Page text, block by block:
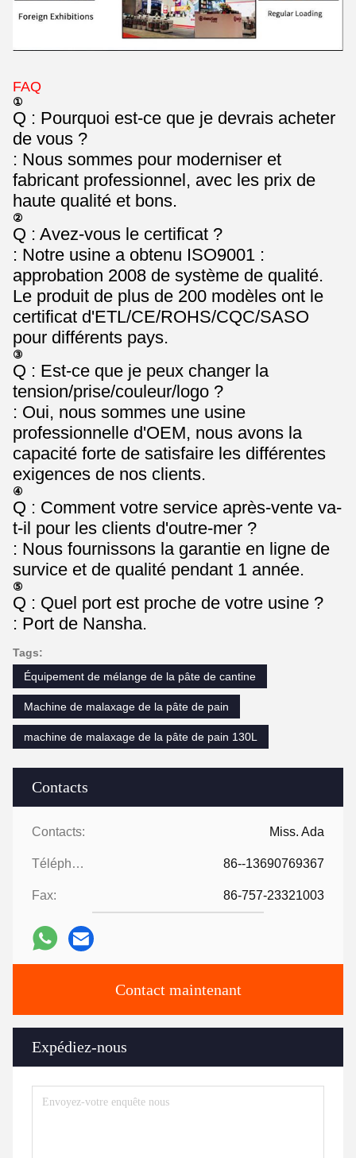
Contacts
Contacts: Miss. Ada
Téléphone: 86--13690769367
Fax: 86-757-23321003
Contact maintenant
Expédiez-nous
FAQ
①
Q : Pourquoi est-ce que je devrais acheter
de vous ?
: Nous sommes pour moderniser et
fabricant professionnel, avec les prix de
haute qualité et bons.
②
Q : Avez-vous le certificat ?
: Notre usine a obtenu ISO9001 :
approbation 2008 de système de qualité.
Le produit de plus de 200 modèles ont le
certificat d'ETL/CE/ROHS/CQC/SASO
pour différents pays.
③
Q : Est-ce que je peux changer la
tension/prise/couleur/logo ?
: Oui, nous sommes une usine
professionnelle d'OEM, nous avons la
capacité forte de satisfaire les différentes
exigences de nos clients.
④
Q : Comment votre service après-vente va-
t-il pour les clients d'outre-mer ?
: Nous fournissons la garantie en ligne de
survice et de qualité pendant 1 année.
⑤
Q : Quel port est proche de votre usine ?
: Port de Nansha.
Tags:
Équipement de mélange de la pâte de cantine
Machine de malaxage de la pâte de pain
machine de malaxage de la pâte de pain 130L